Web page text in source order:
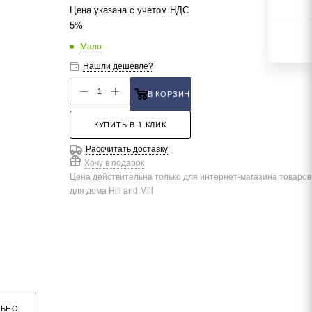
Цена указана с учетом НДС
5%
Мало
Нашли дешевле?
В КОРЗИНУ
КУПИТЬ В 1 КЛИК
Рассчитать доставку
Хочу в подарок
Цена действительна только для интернет-магазина товаров
для дома Hill and Mill